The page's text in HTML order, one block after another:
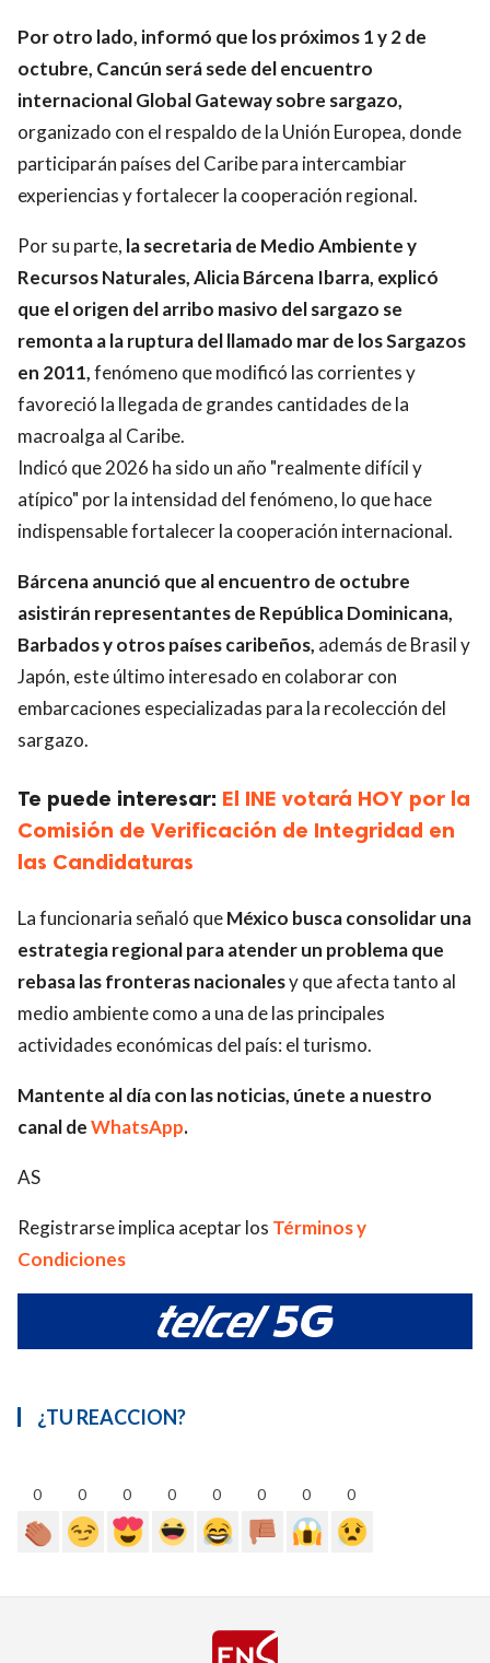
Por otro lado, informó que los próximos 1 y 2 de
octubre, Cancún será sede del encuentro
internacional Global Gateway sobre sargazo,
organizado con el respaldo de la Unión Europea, donde
participarán países del Caribe para intercambiar
experiencias y fortalecer la cooperación regional.
Por su parte, la secretaria de Medio Ambiente y
Recursos Naturales, Alicia Bárcena Ibarra, explicó
que el origen del arribo masivo del sargazo se
remonta a la ruptura del llamado mar de los Sargazos
en 2011,fenómeno que modificó las corrientes y
favoreció la llegada de grandes cantidades de la
macroalga al Caribe.
Indicó que 2026 ha sido un año "realmente difícil y
atípico" por la intensidad del fenómeno, lo que hace
indispensable fortalecer la cooperación internacional.
Bárcena anunció que al encuentro de octubre
asistirán representantes de República Dominicana,
Barbados y otros países caribeños, además de Brasil y
Japón, este último interesado en colaborar con
embarcaciones especializadas para la recolección del
sargazo.
Te puede interesar: El INE votará HOY por la
Comisión de Verificación de Integridad en
las Candidaturas
La funcionaria señaló queMéxico busca consolidar una
estrategia regional para atender un problema que
rebasa las fronteras nacionalesy que afecta tanto al
medio ambiente como a una de las principales
actividades económicas del país: el turismo.
Mantente al día con las noticias, únete a nuestro
canal deWhatsApp.
AS
Registrarse implica aceptar los Términos y
Condiciones
¿TU REACCION?
0 0 0 0 0 0 0 0